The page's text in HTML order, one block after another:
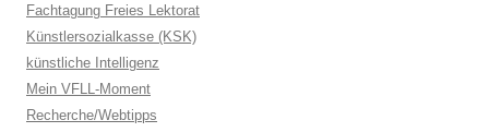
Fachtagung Freies Lektorat
Künstlersozialkasse (KSK)
künstliche Intelligenz
Mein VFLL-Moment
Recherche/Webtipps